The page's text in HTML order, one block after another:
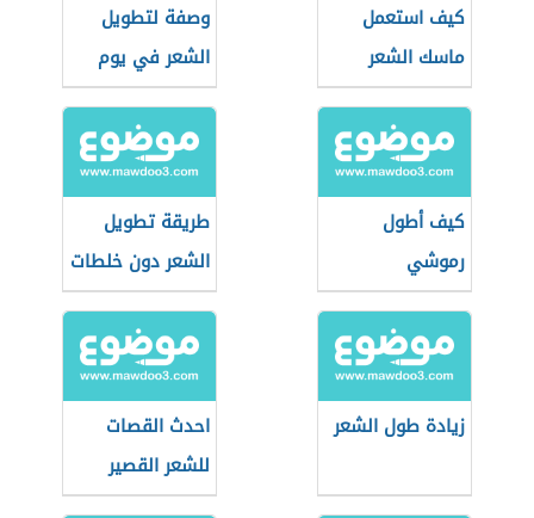
كيف استعمل
ماسك الشعر
وصفة لتطويل
الشعر في يوم
واحد
كيف أطول
رموشي
طريقة تطويل
الشعر دون خلطات
زيادة طول الشعر
احدث القصات
للشعر القصير